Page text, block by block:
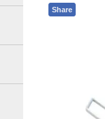
Share